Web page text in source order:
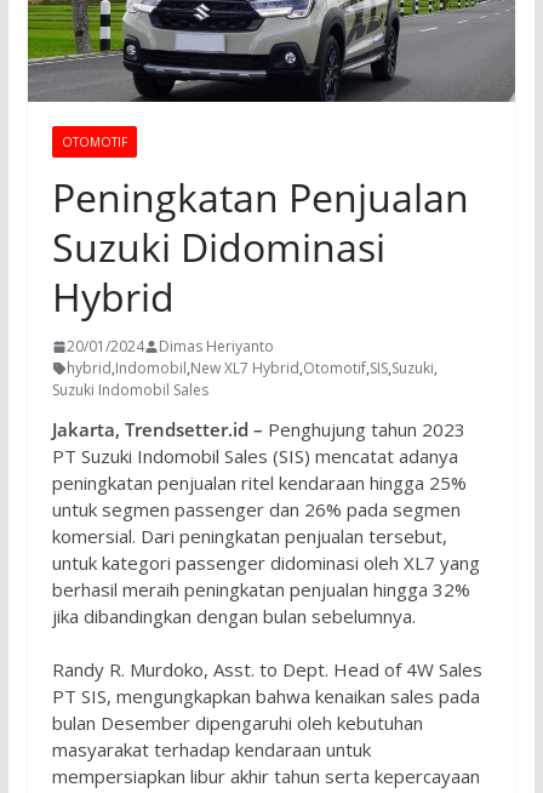
OTOMOTIF
Peningkatan Penjualan
Suzuki Didominasi
Hybrid
20/01/2024
Dimas Heriyanto
hybrid,Indomobil,New XL7 Hybrid,Otomotif,SIS,Suzuki,
Suzuki Indomobil Sales
Jakarta, Trendsetter.id – Penghujung tahun 2023
PT Suzuki Indomobil Sales (SIS) mencatat adanya
peningkatan penjualan ritel kendaraan hingga 25%
untuk segmen passenger dan 26% pada segmen
komersial. Dari peningkatan penjualan tersebut,
untuk kategori passenger didominasi oleh XL7 yang
berhasil meraih peningkatan penjualan hingga 32%
jika dibandingkan dengan bulan sebelumnya.
Randy R. Murdoko, Asst. to Dept. Head of 4W Sales
PT SIS, mengungkapkan bahwa kenaikan sales pada
bulan Desember dipengaruhi oleh kebutuhan
masyarakat terhadap kendaraan untuk
mempersiapkan libur akhir tahun serta kepercayaan